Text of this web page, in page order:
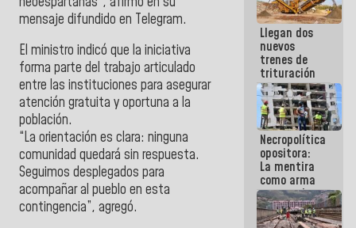
mensaje difundido en Telegram.
El ministro indicó que la iniciativa
forma parte del trabajo articulado
entre las instituciones para asegurar
atención gratuita y oportuna a la
población.
“La orientación es clara: ninguna
comunidad quedará sin respuesta.
Seguimos desplegados para
acompañar al pueblo en esta
contingencia”, agregó.
porque lo
que haces
es
embarrarla
Llegan dos
nuevos
trenes de
trituración
para
optimizar
manejo de
escombros
en La Guaira
Necropolítica
opositora:
La mentira
como arma
contra el
Pueblo